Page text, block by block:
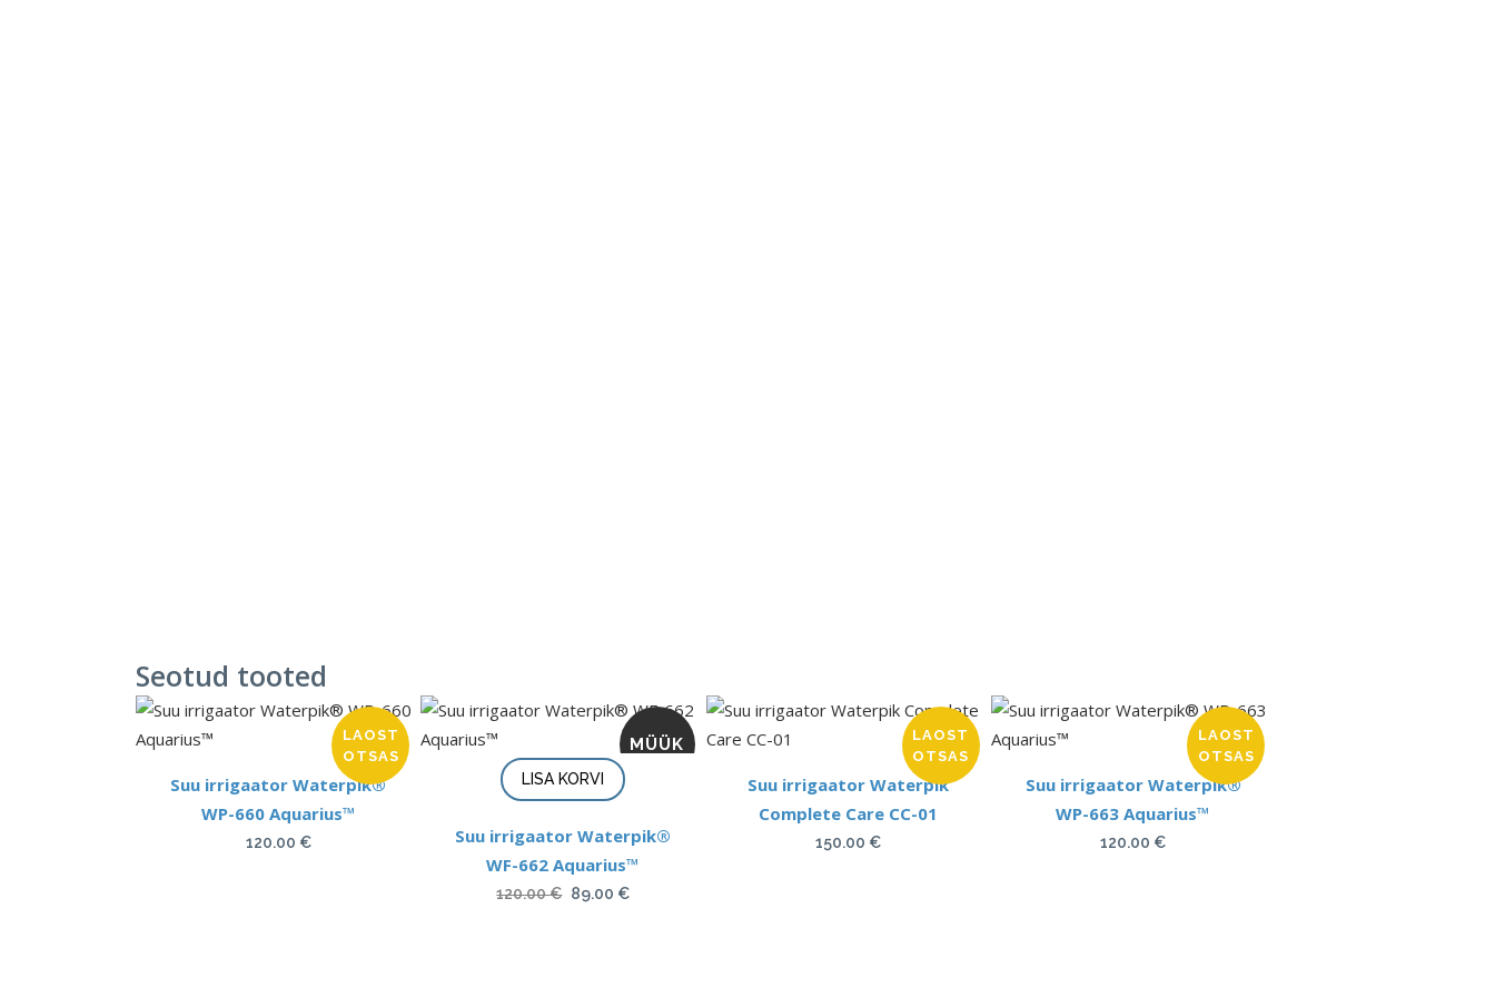
Seotud tooted
LAOST
OTSAS
Suu irrigaator Waterpik®
WP-660 Aquarius™
120.00 €
MÜÜK
LISA KORVI
Suu irrigaator Waterpik®
WF-662 Aquarius™
120.00€ Algne
89.00 €Current
LAOST
OTSAS
Suu irrigaator Waterpik
Complete Care CC-01
150.00 €
LAOST
OTSAS
Suu irrigaator Waterpik®
WP-663 Aquarius™
120.00 €